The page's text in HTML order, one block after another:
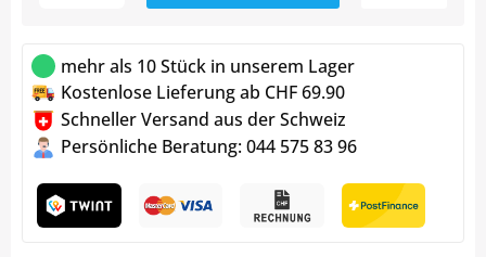
mehr als 10 Stück in unserem Lager
Kostenlose Lieferung ab CHF 69.90
Schneller Versand aus der Schweiz
Persönliche Beratung: 044 575 83 96